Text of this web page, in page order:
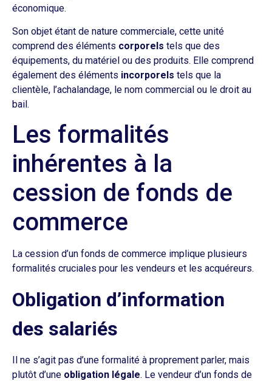
économique.
Son objet étant de nature commerciale, cette unité
comprend des éléments corporels tels que des
équipements, du matériel ou des produits. Elle comprend
également des éléments incorporels tels que la
clientèle, l’achalandage, le nom commercial ou le droit au
bail.
Les formalités
inhérentes à la
cession de fonds de
commerce
La cession d’un fonds de commerce implique plusieurs
formalités cruciales pour les vendeurs et les acquéreurs.
Obligation d’information
des salariés
Il ne s’agit pas d’une formalité à proprement parler, mais
plutôt d’une obligation légale. Le vendeur d’un fonds de